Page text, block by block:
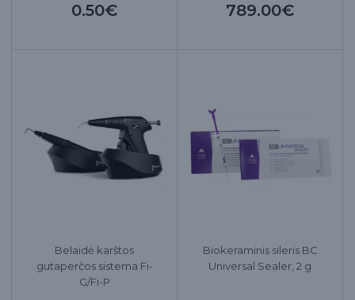
0.50€ 789.00€
Belaidė karštos
gutaperčos sistema Fi-
G/Fi-P
Biokeraminis sileris BC
Universal Sealer, 2 g